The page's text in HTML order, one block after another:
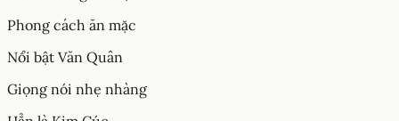
Phong cách ăn mặc
Nổi bật Văn Quân
Giọng nói nhẹ nhàng